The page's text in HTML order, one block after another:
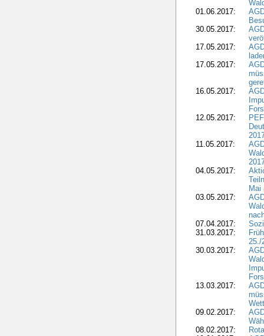
01.06.2017:
30.05.2017:
17.05.2017:
17.05.2017:
16.05.2017:
12.05.2017:
11.05.2017:
04.05.2017:
Mai
03.05.2017:
07.04.2017:
31.03.2017:
25./
30.03.2017:
13.03.2017:
09.02.2017:
08.02.2017: